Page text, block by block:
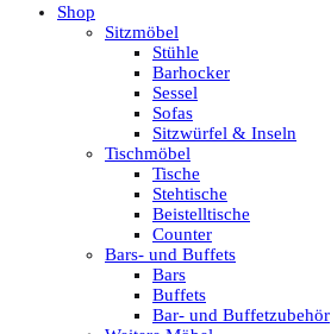
Shop
Sitzmöbel
Stühle
Barhocker
Sessel
Sofas
Sitzwürfel & Inseln
Tischmöbel
Tische
Stehtische
Beistelltische
Counter
Bars- und Buffets
Bars
Buffets
Bar- und Buffetzubehör